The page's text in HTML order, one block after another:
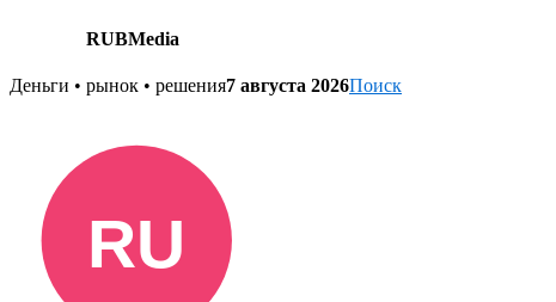
RUBMedia
Skip
Деньги • рынок • решения7 августа 2026Поиск